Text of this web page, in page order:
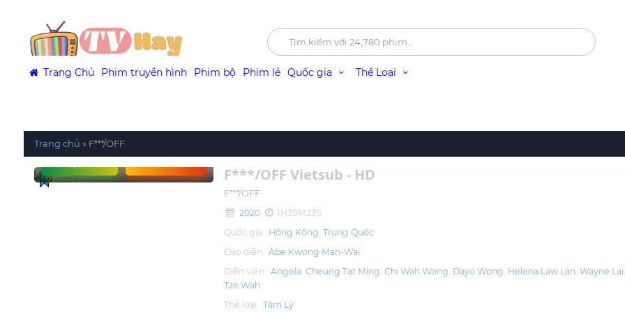
Trang Chủ Phim truyền hình Phim bộ Phim lẻ Quốc gia Thể Loại
Trang chủ » F***/OFF
F***/OFF Vietsub - HD
F***/OFF
2020
1H39M23S
Quốc gia: Hồng Kông Trung Quốc
Đạo diễn: Abe Kwong Man-Wai
Diễn viên: Angela Cheung Tat Ming Chi Wah Wong Dayo Wong Helena Law Lan Wayne Lai
Tze Wah
Thể loại: Tâm Lý